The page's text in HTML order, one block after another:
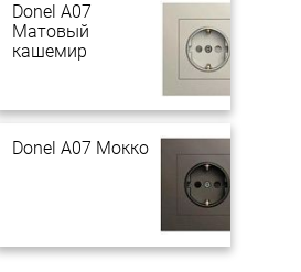
Donel A07
Матовый
кашемир
Donel A07 Мокко